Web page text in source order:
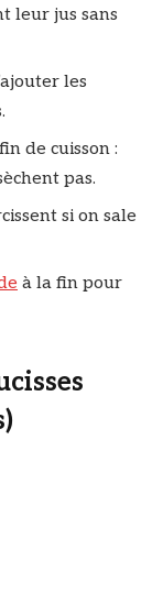
leur jus sans
les
de cuisson :
pas.
si on sale
à la fin pour